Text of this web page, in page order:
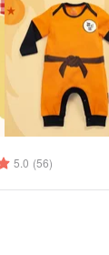
5.0 (56)